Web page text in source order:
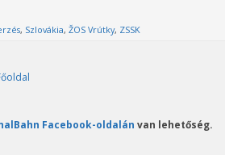
, Szlovákia, ŽOS Vrútky, ZSSK
Facebook-oldalán van lehetőség.